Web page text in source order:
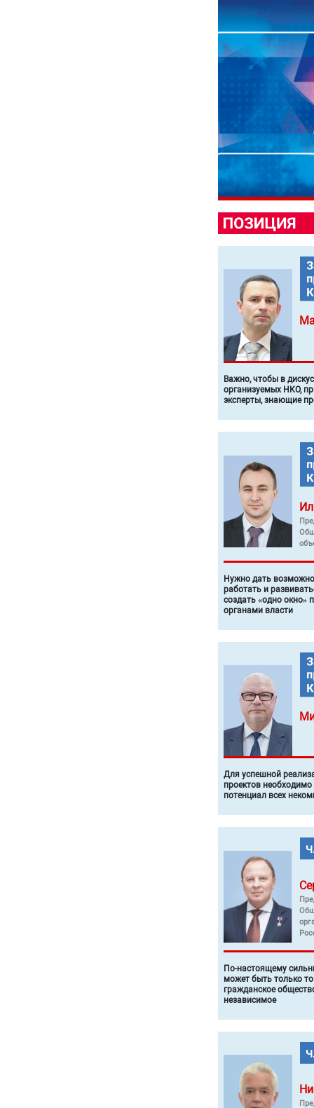
Важно, чтобы в
организуемых НКО,
эксперты, знающие
Нужно дать
работать и
создать «одно окно»
органами власти
Для успешной
проектов
потенциал всех
По-настоящему
может быть только
гражданское
независимое